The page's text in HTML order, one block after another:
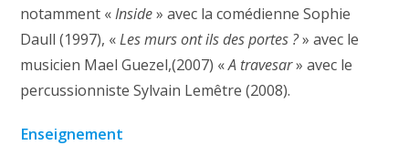
notamment «Inside» avec la comédienne Sophie
Daull (1997), «Les murs ont ils des portes ?» avec le
musicien Mael Guezel,(2007) «A travesar» avec le
percussionniste Sylvain Lemêtre (2008).
Enseignement